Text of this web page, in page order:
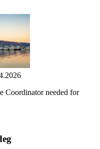
Coordinator needed for